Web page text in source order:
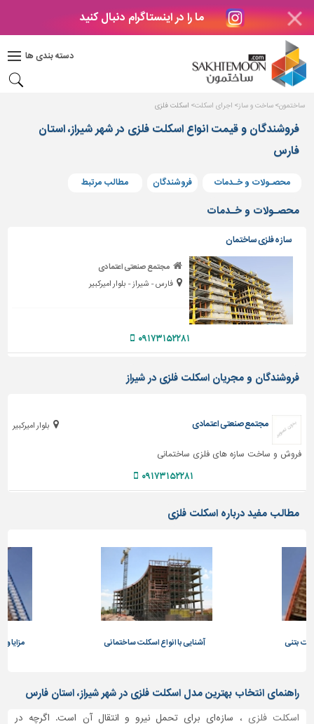
ما را در اینستاگرام دنبال کنید
دسته بندی ها
دکوراسیون
بتن
های
بتنی
پنجره
مصالح
پله،
و
حفاظ
دیوارپوش،
سرویس
ابزار،یراق
ماشین
شهرسازی،
ساختمون ساخت و ساز اجرای اسکلت اسکلت فلزی
فروشندگان و قیمت انواع اسکلت فلزی در شهر شیراز، استان
فارس
محصـولات و خـدمات فروشندگان مطالب مرتبط
محصـولات و خـدمات
سازه فلزی ساختمان
مجتمع صنعتی اعتمادی
فارس - شیراز - بلوار امیرکبیر
۰۹۱۷۳۱۵۲۲۸۱
فروشندگان و مجریان اسکلت فلزی در شیراز
بلوار امیرکبیر مجتمع صنعتی اعتمادی
فروش و ساخت سازه های فلزی ساختمانی
۰۹۱۷۳۱۵۲۲۸۱
مطالب مفید درباره اسکلت فلزی
بتنی آشنایی با انواع اسکلت ساختمانی مزایا
راهنمای انتخاب بهترین مدل اسکلت فلزی در شهر شیراز، استان فارس
اسکلت فلزی ، سازه‌ای برای تحمل نیرو و انتقال آن است. اگرچه در